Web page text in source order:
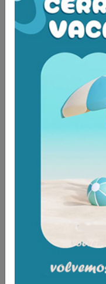
Aún no
Tambien te